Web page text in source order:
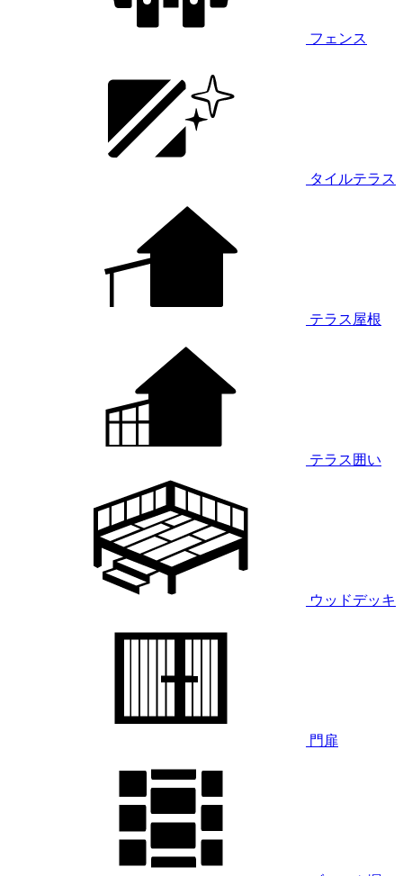
フェンス
タイルテラス
テラス屋根
テラス囲い
ウッドデッキ
門扉